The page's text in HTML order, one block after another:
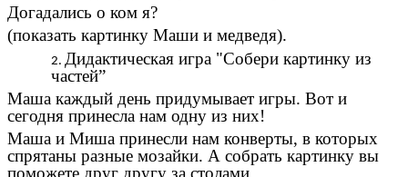
Догадались о ком я?
(показать картинку Маши и медведя).
Дидактическая игра "Собери картинку из
частей”
Маша каждый день придумывает игры. Вот и
сегодня принесла нам одну из них!
Маша и Миша принесли нам конверты, в которых
спрятаны разные мозайки. А собрать картинку вы
поможете друг другу за столами.